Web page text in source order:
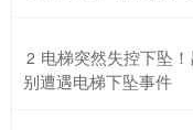
2 电梯突然失控下坠
别遭遇电梯下坠事件